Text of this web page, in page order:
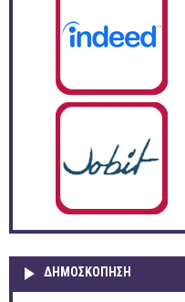
ΔΗΜΟΣΚΌΠΗΣΗ